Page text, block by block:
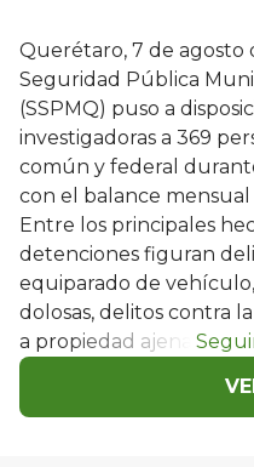
Querétaro, 7 de agosto
Seguridad Pública
(SSPMQ) puso a
investigadoras a 369
común y federal
con el balance
Entre los principales
detenciones figuran
equiparado de
dolosas, delitos contra
a propiedad ajena.